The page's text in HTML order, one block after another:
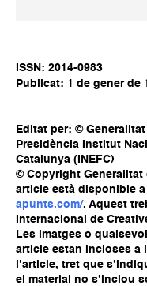
ISSN: 2014-0983
Publicat: 1 de gener de
Editat per: ©
Presidència Institut
Catalunya (INEFC)
© Copyright Generalitat
article està disponible a
apunts.com/. Aquest
Internacional de
Les imatges o
article estan incloses a
l’article, tret que
el material no s’inclou